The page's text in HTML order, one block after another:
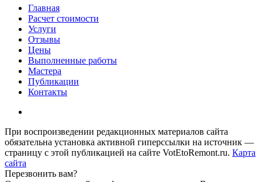
Главная
Расчет стоимости
Услуги
Отзывы
Цены
Выполненные работы
Мастера
Публикации
Контакты
При воспроизведении редакционных материалов сайта
обязательна установка активной гиперссылки на источник —
страницу с этой публикацией на сайте VotEtoRemont.ru. Карта
сайта
Перезвонить вам?